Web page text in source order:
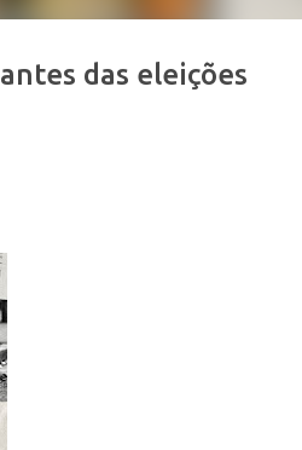
das eleições